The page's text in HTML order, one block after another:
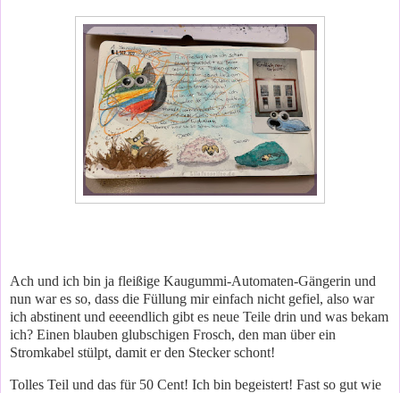
Ach und ich bin ja fleißige Kaugummi-Automaten-Gängerin und
nun war es so, dass die Füllung mir einfach nicht gefiel, also war
ich abstinent und eeeendlich gibt es neue Teile drin und was bekam
ich? Einen blauben glubschigen Frosch, den man über ein
Stromkabel stülpt, damit er den Stecker schont!
Tolles Teil und das für 50 Cent! Ich bin begeistert! Fast so gut wie